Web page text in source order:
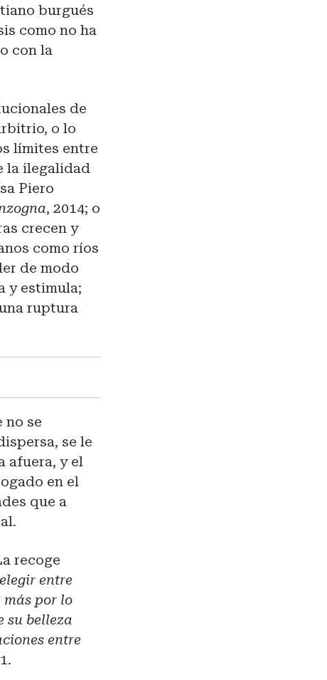
burgués
como no ha
con la
de
o lo
límites entre
la ilegalidad
Piero
, 2014; o
crecen y
como ríos
de modo
y estimula;
ruptura
no se
se le
afuera, y el
en el
que a
recoge
entre
por lo
su belleza
entre